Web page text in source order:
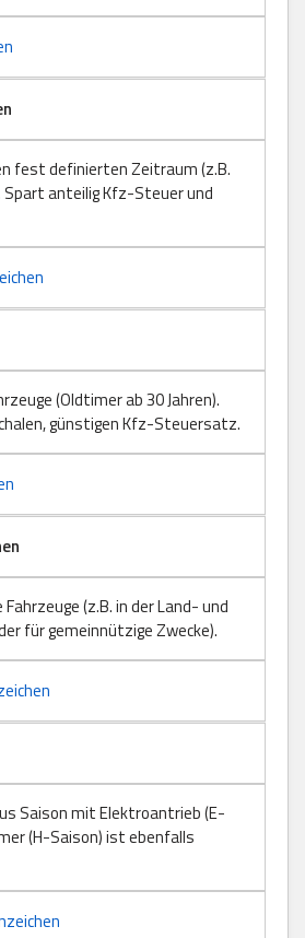
fest definierten Zeitraum (z.B.
Spart anteilig Kfz-Steuer und
(Oldtimer ab 30 Jahren).
günstigen Kfz-Steuersatz.
(z.B. in der Land- und
für gemeinnützige Zwecke).
Saison mit Elektroantrieb (E-
(H-Saison) ist ebenfalls